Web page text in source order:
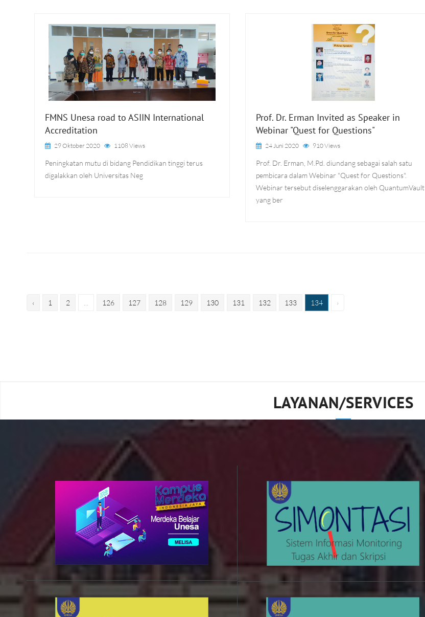
FMNS Unesa road to ASIIN International
Accreditation
29 Oktober 2020 1108 Views
Peningkatan mutu di bidang Pendidikan tinggi terus
digalakkan oleh Universitas Neg
Prof. Dr. Erman Invited as Speaker in
Webinar "Quest for Questions"
24 Juni 2020 910 Views
Prof. Dr. Erman, M.Pd. diundang sebagai salah satu
pembicara dalam Webinar "Quest for Questions".
Webinar tersebut diselenggarakan oleh QuantumVault
yang ber
‹ 1 2 126 127 128 129 130 131 132 133 134 ›
LAYANAN/SERVICES